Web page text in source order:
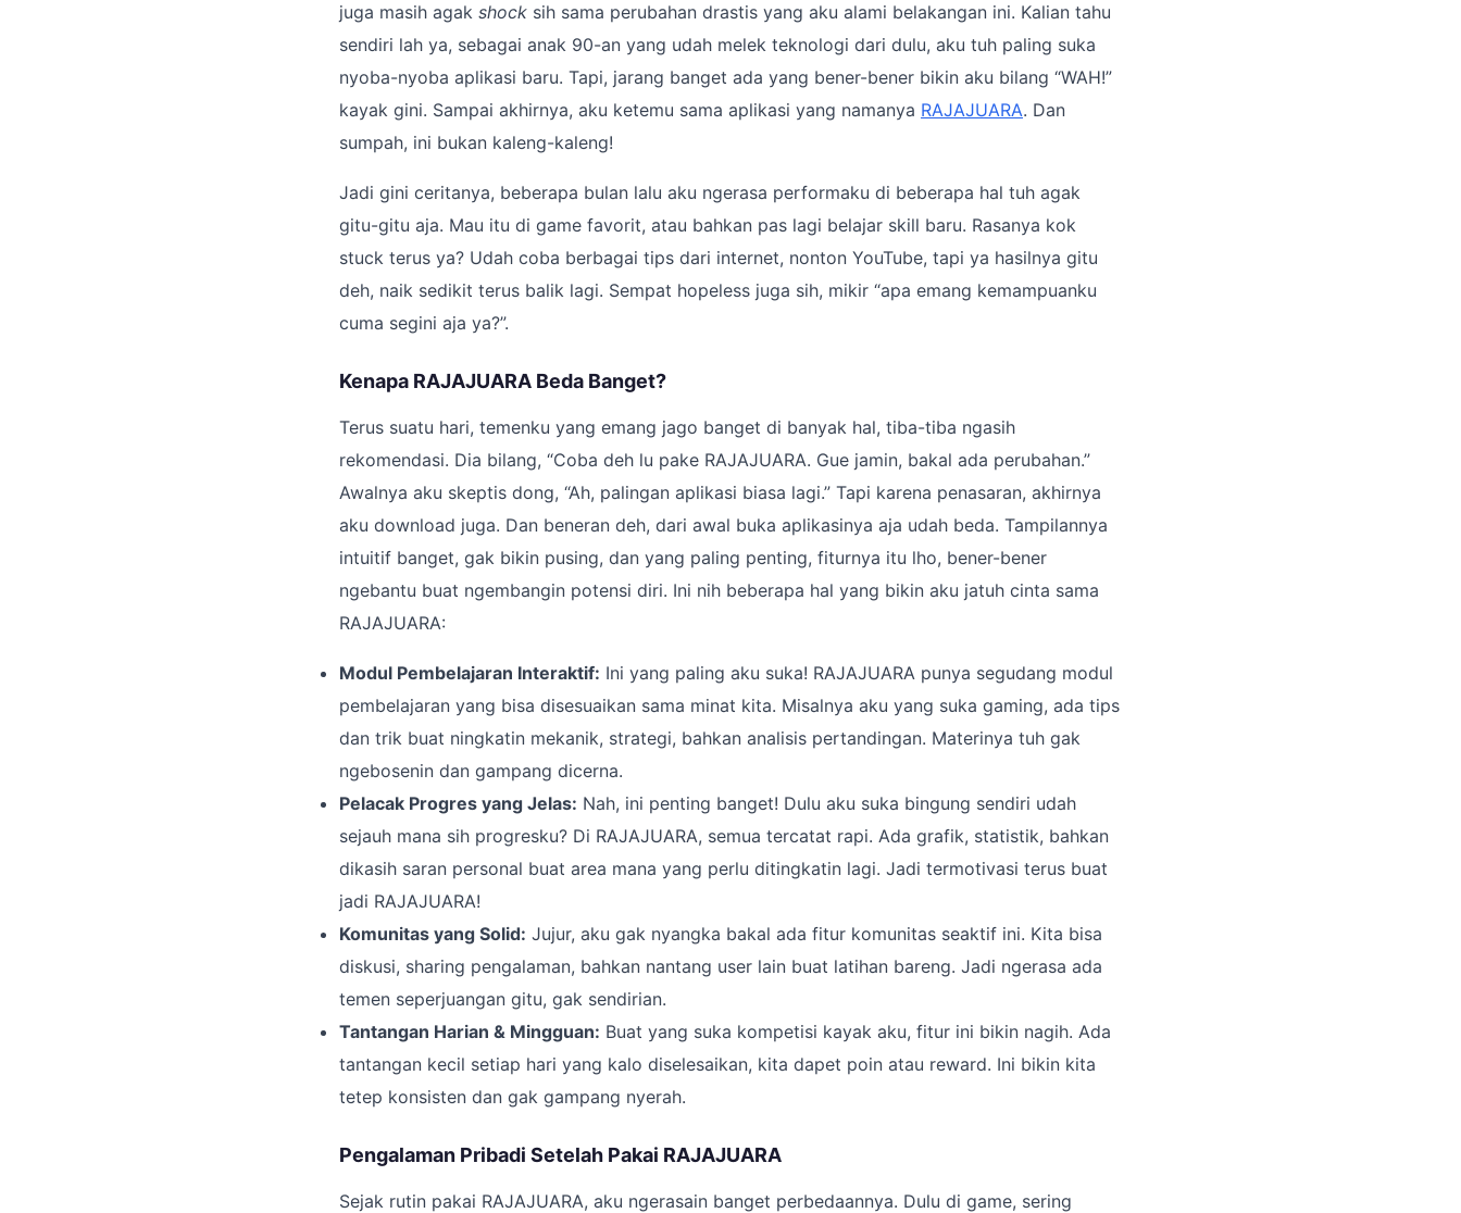
juga masih agak shock sih sama perubahan drastis yang aku alami belakangan ini. Kalian tahu
sendiri lah ya, sebagai anak 90-an yang udah melek teknologi dari dulu, aku tuh paling suka
nyoba-nyoba aplikasi baru. Tapi, jarang banget ada yang bener-bener bikin aku bilang “WAH!”
kayak gini. Sampai akhirnya, aku ketemu sama aplikasi yang namanya RAJAJUARA. Dan
sumpah, ini bukan kaleng-kaleng!
Jadi gini ceritanya, beberapa bulan lalu aku ngerasa performaku di beberapa hal tuh agak
gitu-gitu aja. Mau itu di game favorit, atau bahkan pas lagi belajar skill baru. Rasanya kok
stuck terus ya? Udah coba berbagai tips dari internet, nonton YouTube, tapi ya hasilnya gitu
deh, naik sedikit terus balik lagi. Sempat hopeless juga sih, mikir “apa emang kemampuanku
cuma segini aja ya?”.
Kenapa RAJAJUARA Beda Banget?
Terus suatu hari, temenku yang emang jago banget di banyak hal, tiba-tiba ngasih
rekomendasi. Dia bilang, “Coba deh lu pake RAJAJUARA. Gue jamin, bakal ada perubahan.”
Awalnya aku skeptis dong, “Ah, palingan aplikasi biasa lagi.” Tapi karena penasaran, akhirnya
aku download juga. Dan beneran deh, dari awal buka aplikasinya aja udah beda. Tampilannya
intuitif banget, gak bikin pusing, dan yang paling penting, fiturnya itu lho, bener-bener
ngebantu buat ngembangin potensi diri. Ini nih beberapa hal yang bikin aku jatuh cinta sama
RAJAJUARA:
Modul Pembelajaran Interaktif: Ini yang paling aku suka! RAJAJUARA punya segudang modul
pembelajaran yang bisa disesuaikan sama minat kita. Misalnya aku yang suka gaming, ada tips
dan trik buat ningkatin mekanik, strategi, bahkan analisis pertandingan. Materinya tuh gak
ngebosenin dan gampang dicerna.
Pelacak Progres yang Jelas: Nah, ini penting banget! Dulu aku suka bingung sendiri udah
sejauh mana sih progresku? Di RAJAJUARA, semua tercatat rapi. Ada grafik, statistik, bahkan
dikasih saran personal buat area mana yang perlu ditingkatin lagi. Jadi termotivasi terus buat
jadi RAJAJUARA!
Komunitas yang Solid: Jujur, aku gak nyangka bakal ada fitur komunitas seaktif ini. Kita bisa
diskusi, sharing pengalaman, bahkan nantang user lain buat latihan bareng. Jadi ngerasa ada
temen seperjuangan gitu, gak sendirian.
Tantangan Harian & Mingguan: Buat yang suka kompetisi kayak aku, fitur ini bikin nagih. Ada
tantangan kecil setiap hari yang kalo diselesaikan, kita dapet poin atau reward. Ini bikin kita
tetep konsisten dan gak gampang nyerah.
Pengalaman Pribadi Setelah Pakai RAJAJUARA
Sejak rutin pakai RAJAJUARA, aku ngerasain banget perbedaannya. Dulu di game, sering